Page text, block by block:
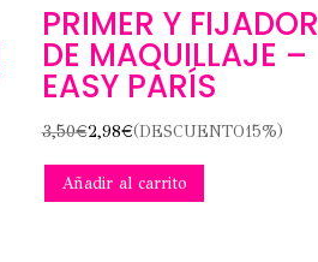
PRIMER Y FIJADOR
DE MAQUILLAJE –
EASY PARÍS
3,50€2,98€(DESCUENTO15%)
Añadir al carrito